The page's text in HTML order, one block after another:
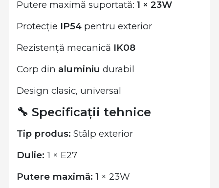
Putere maximă suportată: 1 × 23W
Protecție IP54 pentru exterior
Rezistență mecanică IK08
Corp din aluminiu durabil
Design clasic, universal
🔧 Specificații tehnice
Tip produs: Stâlp exterior
Dulie: 1 × E27
Putere maximă: 1 × 23W